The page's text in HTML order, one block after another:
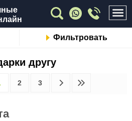
Фильтровать
другу
2 3